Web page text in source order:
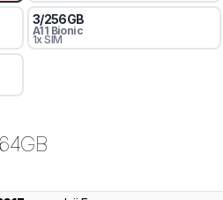
3/256GB
A11 Bionic
1x SIM